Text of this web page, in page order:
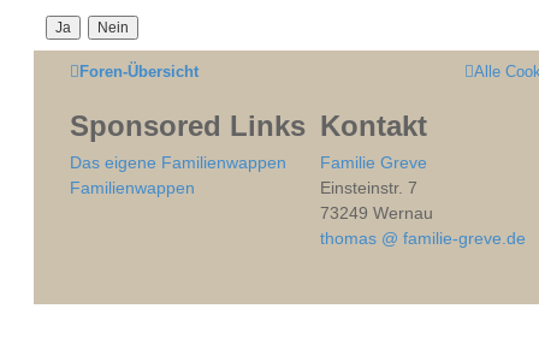
Foren-Übersicht Alle
Sponsored Links
Das eigene Familienwappen
Familienwappen
Kontakt
Familie Greve
Einsteinstr. 7
73249 Wernau
thomas @ familie-greve.de